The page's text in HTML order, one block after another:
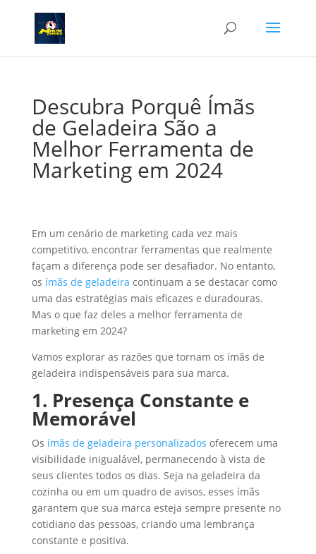
Descubra Porquê Ímãs
de Geladeira São a
Melhor Ferramenta de
Marketing em 2024
Em um cenário de marketing cada vez mais
competitivo, encontrar ferramentas que realmente
façam a diferença pode ser desafiador. No entanto,
os ímãs de geladeira continuam a se destacar como
uma das estratégias mais eficazes e duradouras.
Mas o que faz deles a melhor ferramenta de
marketing em 2024?
Vamos explorar as razões que tornam os ímãs de
geladeira indispensáveis para sua marca.
1. Presença Constante e
Memorável
Os ímãs de geladeira personalizados oferecem uma
visibilidade inigualável, permanecendo à vista de
seus clientes todos os dias. Seja na geladeira da
cozinha ou em um quadro de avisos, esses ímãs
garantem que sua marca esteja sempre presente no
cotidiano das pessoas, criando uma lembrança
constante e positiva.